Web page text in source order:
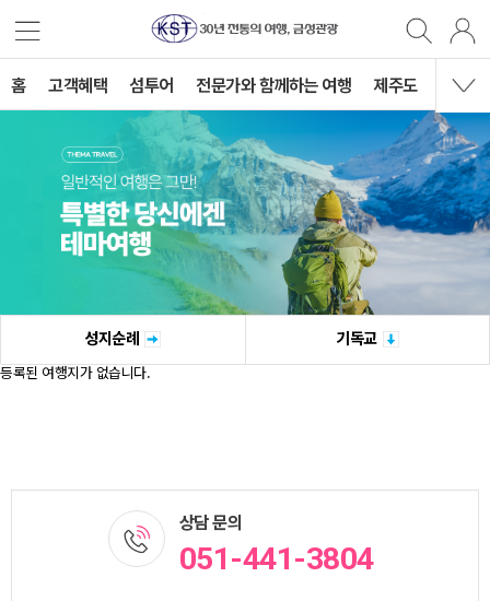
홈 고객혜택 섬투어 전문가와 함께하는 여행 제주도 국내
성지순례 기독교
등록된 여행지가 없습니다.
상담 문의
051-441-3804